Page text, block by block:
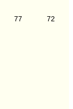
77 72